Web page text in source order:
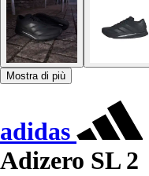
Mostra di più
adidas
Adizero SL 2